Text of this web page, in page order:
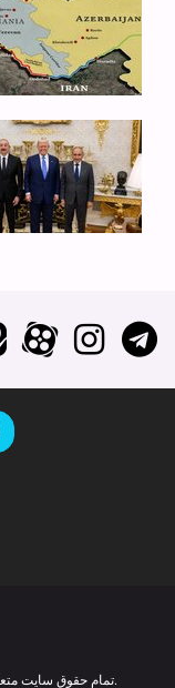
تمام حقوق سایت متعلق به ابنا و بازنشر مطالب با ذکر منبع مجاز است.